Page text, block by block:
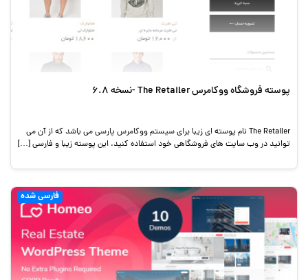
پوسته فروشگاه ووکامرس The Retailer -نسخه 6.8
The Retailer نام پوسته ای زیبا برای سیستم ووکامرس پارسی می باشد که از آن می
توانید در وب سایت های فروشگاهی خود استفاده کنید. این پوسته زیبا و فارسی […]
فارسی شده